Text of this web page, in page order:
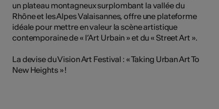
un plateau montagneux surplombant la vallée du
Rhône et les Alpes Valaisannes, offre une plateforme
idéale pour mettre en valeur la scène artistique
contemporaine de « l’Art Urbain » et du « Street Art ».
La devise du Vision Art Festival : « Taking Urban Art To
New Heights » !